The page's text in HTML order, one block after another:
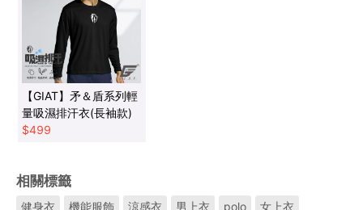
【GIAT】矛＆盾系列輕
量吸濕排汗衣(長袖款)
$499
相關標籤
健身衣 機能服飾 涼感衣 男上衣 polo 女上衣